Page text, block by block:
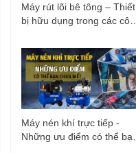
Máy rút lõi bê tông – Thiết
bị hữu dụng trong các công
Máy nén khí trực tiếp -
Những ưu điểm có thể bạn